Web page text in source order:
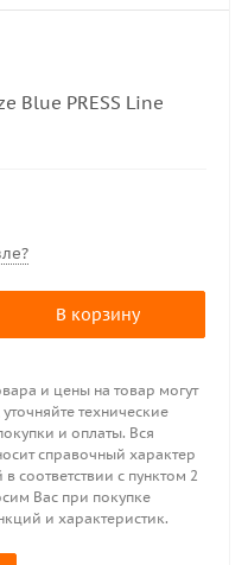
Blue PRESS Line
В корзину
и цены на товар могут
технические
и оплаты. Вся
справочный характер
соответствии с пунктом 2
Вас при покупке
и характеристик.